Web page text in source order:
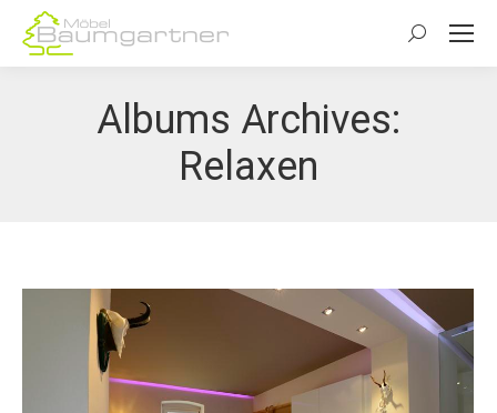
Search:
Albums Archives:
Relaxen